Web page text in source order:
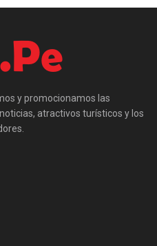
y promocionamos las
atractivos turísticos y los